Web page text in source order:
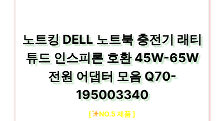
노트킹 DELL 노트북 충전기 래티
튜드 인스피론 호환 45W-65W
전원 어댑터 모음 Q70-
195003340
[ NO.5 제품 ]